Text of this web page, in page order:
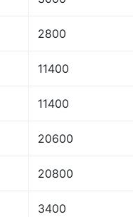
2800
11400
11400
20600
20800
3400